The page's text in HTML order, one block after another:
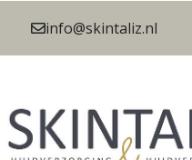
info@skintaliz.nl